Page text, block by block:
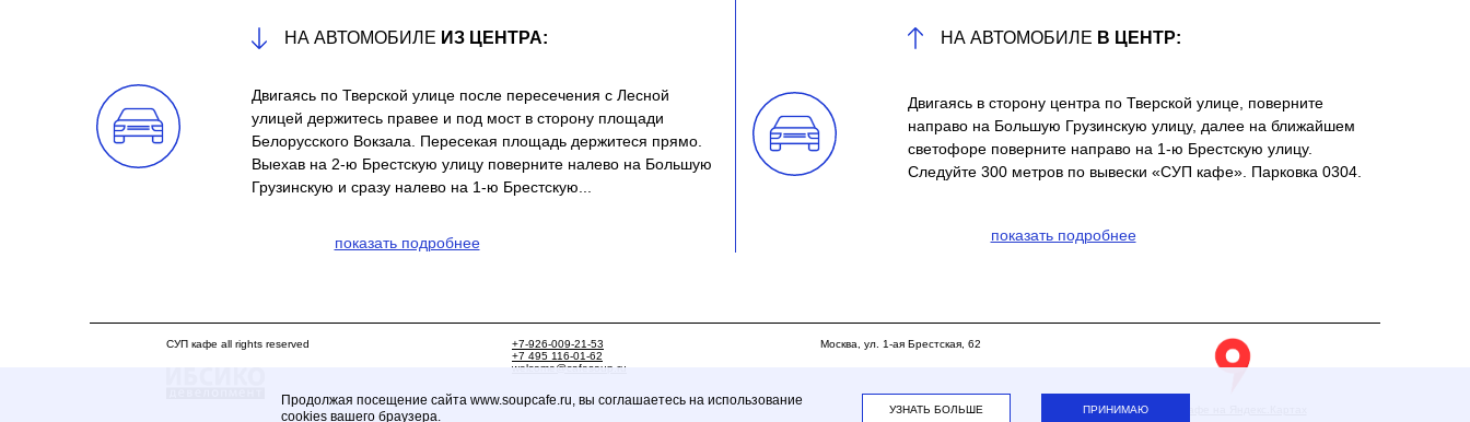
НА АВТОМОБИЛЕ ИЗ ЦЕНТРА:
Двигаясь по Тверской улице после пересечения с Лесной
улицей держитесь правее и под мост в сторону площади
Белорусского Вокзала. Пересекая площадь держитеся прямо.
Выехав на 2-ю Брестскую улицу поверните налево на Большую
Грузинскую и сразу налево на 1-ю Брестскую...
показать подробнее
НА АВТОМОБИЛЕ В ЦЕНТР:
Двигаясь в сторону центра по Тверской улице, поверните
направо на Большую Грузинскую улицу, далее на ближайшем
светофоре поверните направо на 1-ю Брестскую улицу.
Следуйте 300 метров по вывески «СУП кафе». Парковка 0304.
показать подробнее
СУП кафе all rights reserved
+7-926-009-21-53
+7 495 116-01-62
welcome@cafesoup.ru
Москва, ул. 1-ая Брестская, 62
Продолжая посещение сайта www.soupcafe.ru, вы соглашаетесь на использование
cookies вашего браузера.
УЗНАТЬ БОЛЬШЕ ПРИНИМАЮ